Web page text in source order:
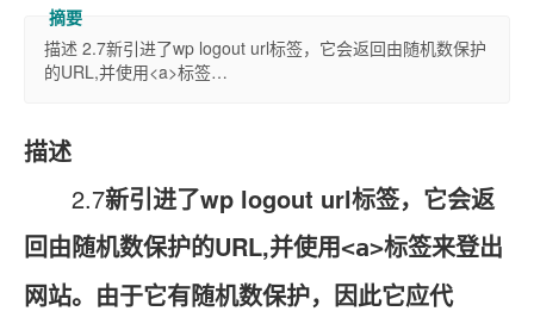
描述 2.7新引进了wp logout url标签，它会返回由随机数保护
的URL,并使用<a>标签…
描述
2.7新引进了wp logout url标签，它会返
回由随机数保护的URL,并使用<a>标签来登出
网站。由于它有随机数保护，因此它应代